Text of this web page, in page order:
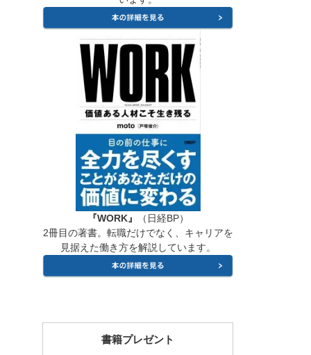
『WORK』
（日経BP）
2冊目の著書。転職だけでなく、キャリアを
見据えた働き方を解説しています。
書籍プレゼント